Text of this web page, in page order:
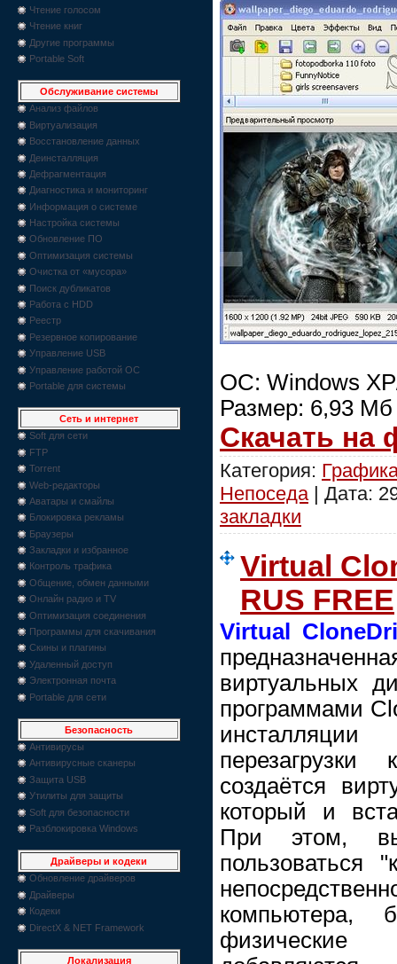
Чтение голосом
Чтение книг
Другие программы
Portable Soft
Обслуживание системы
Анализ файлов
Виртуализация
Восстановление данных
Деинсталляция
Дефрагментация
Диагностика и мониторинг
Информация о системе
Настройка системы
Обновление ПО
Оптимизация системы
Очистка от «мусора»
Поиск дубликатов
Работа с HDD
Реестр
Резервное копирование
Управление USB
Управление работой ОС
Portable для системы
Сеть и интернет
Soft для сети
FTP
Torrent
Web-редакторы
Аватары и смайлы
Блокировка рекламы
Браузеры
Закладки и избранное
Контроль трафика
Общение, обмен данными
Онлайн радио и TV
Оптимизация соединения
Программы для скачивания
Скины и плагины
Удаленный доступ
Электронная почта
Portable для сети
Безопасность
Антивирусы
Антивирусные сканеры
Защита USB
Утилиты для защиты
Soft для безопасности
Разблокировка Windows
Драйверы и кодеки
Обновление драйверов
Драйверы
Кодеки
DirectX & NET Framework
Локализация
ОС: Windows
Размер: 6,93
Скачать на
Категория:
Непоседа | Дата:
закладки
Virtual
RUS FREE
Virtual
виртуальных
программами
создаётся
который и
При этом,
пользоваться
компьютера,